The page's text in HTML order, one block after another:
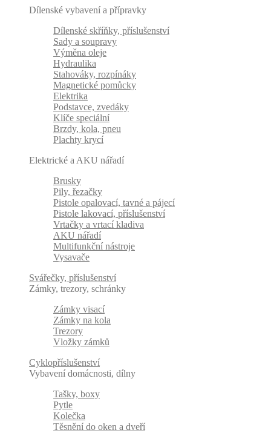
Dílenské vybavení a přípravky
Dílenské skříňky, příslušenství
Sady a soupravy
Výměna oleje
Hydraulika
Stahováky, rozpínáky
Magnetické pomůcky
Elektrika
Podstavce, zvedáky
Klíče speciální
Brzdy, kola, pneu
Plachty krycí
Elektrické a AKU nářadí
Brusky
Pily, řezačky
Pistole opalovací, tavné a pájecí
Pistole lakovací, příslušenství
Vrtačky a vrtací kladiva
AKU nářadí
Multifunkční nástroje
Vysavače
Svářečky, příslušenství
Zámky, trezory, schránky
Zámky visací
Zámky na kola
Trezory
Vložky zámků
Cyklopříslušenství
Vybavení domácnosti, dílny
Tašky, boxy
Pytle
Kolečka
Těsnění do oken a dveří